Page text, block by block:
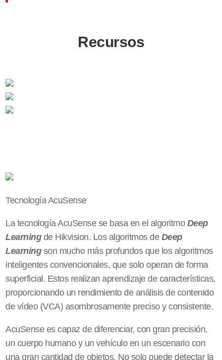
Recursos
Tecnología AcuSense
La tecnología AcuSense se basa en el algoritmo Deep
Learningde Hikvision. Los algoritmos de Deep
Learningson mucho más profundos que los algoritmos
inteligentes convencionales, que solo operan de forma
superficial. Estos realizan aprendizaje de características,
proporcionando un rendimiento de análisis de contenido
de vídeo (VCA) asombrosamente preciso y consistente.
AcuSense es capaz de diferenciar, con gran precisión,
un cuerpo humano y un vehículo en un escenario con
una gran cantidad de objetos. No solo puede detectar la